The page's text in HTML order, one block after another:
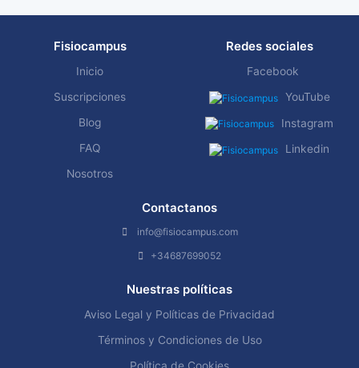
Fisiocampus
Inicio
Suscripciones
Blog
FAQ
Nosotros
Redes sociales
Facebook
YouTube
Instagram
Linkedin
Contactanos
info@fisiocampus.com
+34687699052
Nuestras políticas
Aviso Legal y Políticas de Privacidad
Términos y Condiciones de Uso